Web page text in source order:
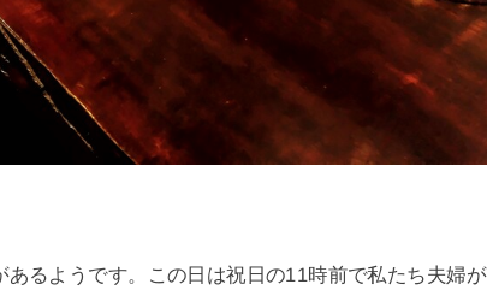
るようです。この日は祝日の11時前で私たち夫婦が